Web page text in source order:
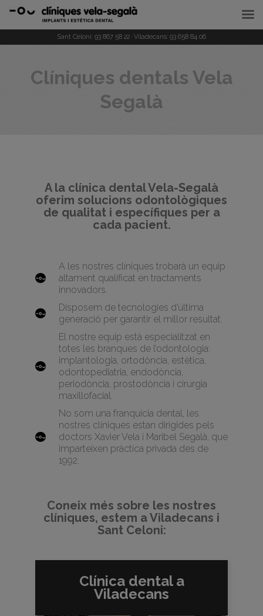
Sant Celoni: 93 867 58 22· Viladecans: 93 658 84 06
Clíniques dentals Vela
Segalà
A la clínica dental Vela-Segalà
oferim solucions odontològiques
de qualitat i específiques per a
cada pacient.
A les nostres clíniques trobarà un equip
altament qualificat en tractaments
innovadors.
Disposem de tecnologies d’última
generació per garantir el millor resultat.
El nostre equip està especialitzat en
totes les branques de l’odontologia:
implantologia, ortodòncia, estètica,
odontopediatria, endodòncia,
periodòncia, prostodòncia i cirurgia
maxillofacial.
No som una franquícia dental, les
nostres clíniques estan dirigides pels
doctors Xavier Vela i Maribel Segalà, que
imparteixen pràctica privada des de
1992.
Coneix més sobre les nostres
clíniques, estem a Viladecans i
Sant Celoni:
Clínica dental a
Viladecans